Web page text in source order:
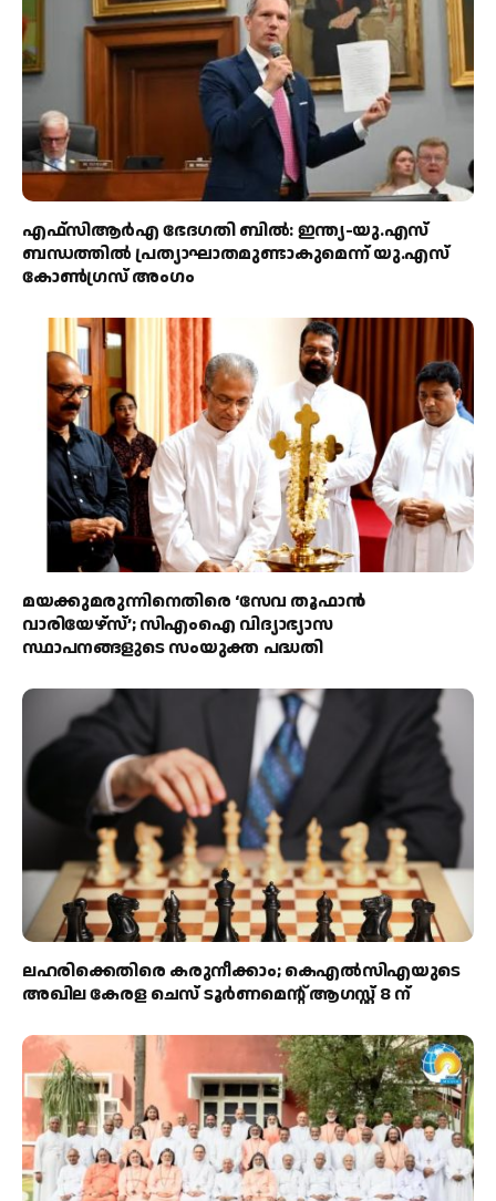
എഫ്‌സിആർഎ ഭേദഗതി ബിൽ: ഇന്ത്യ-യു.എസ്
ബന്ധത്തിൽ പ്രത്യാഘാതമുണ്ടാകുമെന്ന് യു.എസ്
കോൺഗ്രസ് അംഗം
മയക്കുമരുന്നിനെതിരെ ‘സേവ തൂഫാൻ
വാരിയേഴ്‌സ്’; സിഎംഐ വിദ്യാഭ്യാസ
സ്ഥാപനങ്ങളുടെ സംയുക്ത പദ്ധതി
ലഹരിക്കെതിരെ കരുനീക്കാം; കെഎൽസിഎയുടെ
അഖില കേരള ചെസ് ടൂർണമെന്റ് ആഗസ്റ്റ് 8 ന്